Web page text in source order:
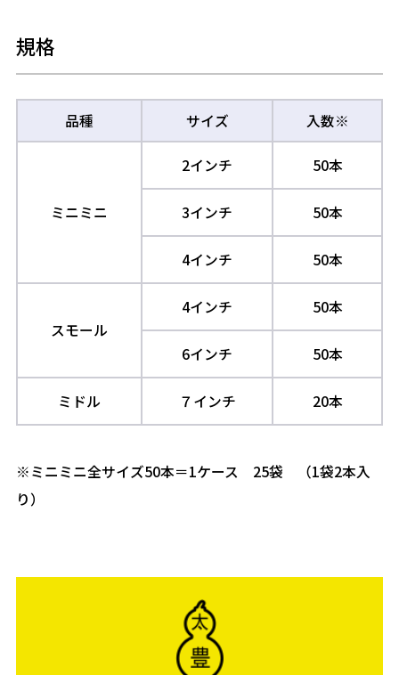
規格
品種 サイズ 入数※
ミニミニ
2インチ 50本
3インチ 50本
4インチ 50本
スモール
4インチ 50本
6インチ 50本
ミドル ７インチ 20本
※ミニミニ全サイズ50本＝1ケース 25袋 （1袋2本入
り）